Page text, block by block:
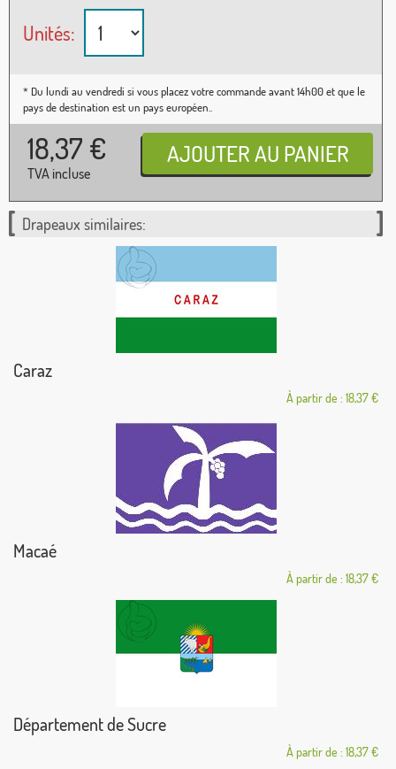
Unités:
* Du lundi au vendredi si vous placez votre commande avant 14h00 et que le
pays de destination est un pays européen..
18,37 €
TVA incluse
Drapeaux similaires:
Caraz
À partir de : 18,37 €
Macaé
À partir de : 18,37 €
Département de Sucre
À partir de : 18,37 €